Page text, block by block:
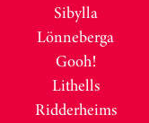
Sibylla
Lönneberga
Gooh!
Lithells
Ridderheims